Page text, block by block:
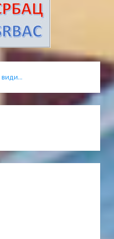
види...